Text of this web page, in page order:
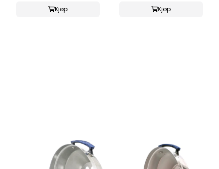
Kjøp
Kjøp